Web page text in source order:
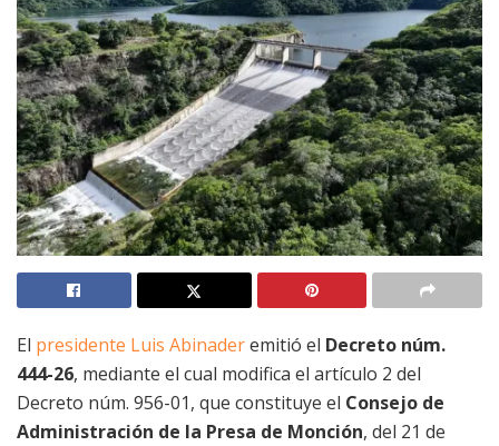
El presidente Luis Abinaderemitió el Decreto núm.
444-26, mediante el cual modifica el artículo 2 del
Decreto núm. 956-01, que constituye el Consejo de
Administración de la Presa de Monción, del 21 de